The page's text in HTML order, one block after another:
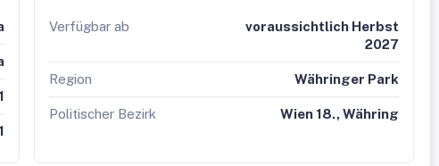
1
1
Verfügbar ab
voraussichtlich Herbst
2027
Region Währinger Park
Politischer Bezirk Wien 18., Währing